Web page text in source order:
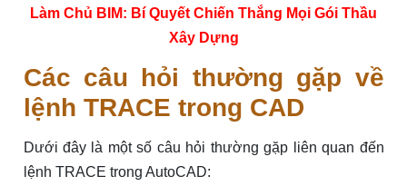
Làm Chủ BIM: Bí Quyết Chiến Thắng Mọi Gói Thầu
Xây Dựng
Các câu hỏi thường gặp về
lệnh TRACE trong CAD
Dưới đây là một số câu hỏi thường gặp liên quan đến
lệnh TRACE trong AutoCAD: